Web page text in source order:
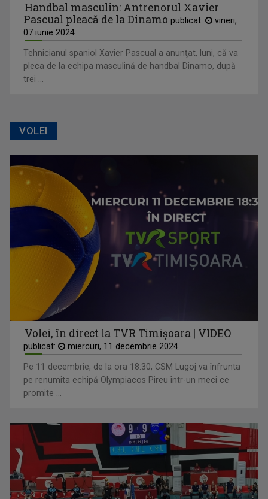
Handbal masculin: Antrenorul Xavier
Pascual pleacă de la Dinamo publicat:
vineri,
07 iunie 2024
Tehnicianul spaniol Xavier Pascual a anunţat, luni, că va
pleca de la echipa masculină de handbal Dinamo, după
trei ...
VOLEI
Volei, în direct la TVR Timișoara | VIDEO
publicat: miercuri, 11 decembrie 2024
Pe 11 decembrie, de la ora 18:30, CSM Lugoj va înfrunta
pe renumita echipă Olympiacos Pireu într-un meci ce
promite ...